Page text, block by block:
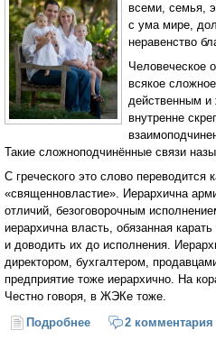
всеми, семья,
с ума мире,
неравенство
Человеческое
всякое
действенным
внутренне
Такие сложноподчинённые связи
С греческого это слово переводится
«священновластие». Иерархична
отличий, безоговорочным
иерархична власть, обязанная
и доводить их до исполнения.
директором, бухгалтером,
предприятие тоже иерархично. На
Честно говоря, в ЖЭКе тоже.
Подробнее о Иерархия семьи:
2 комментария